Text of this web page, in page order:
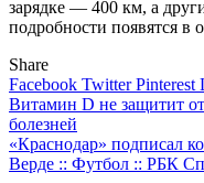
зарядке — 400 км, а
подробности появятся в
Share
Facebook TwitterPinterest
Навигация
по
записям
Витамин D не защитит
болезней
«Краснодар» подписал
Верде :: Футбол :: РБК